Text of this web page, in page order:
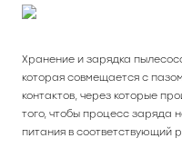
Хранение и зарядка
которая совмещается с
контактов, через которые
того, чтобы процесс заряда
питания в соответствующий